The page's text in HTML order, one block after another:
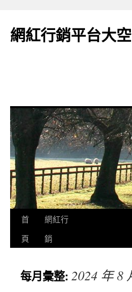
網紅行銷平台大
跳
要
首
頁
網紅行
銷
每月彙整: 2024 年 8